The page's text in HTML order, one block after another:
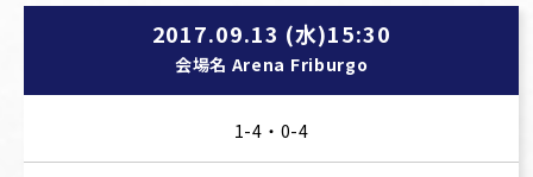
2017.09.13 (水)15:30
会場名 Arena Friburgo
1-4・0-4